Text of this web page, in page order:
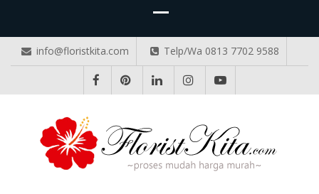
info@floristkita.com Telp/Wa 0813 7702 9588